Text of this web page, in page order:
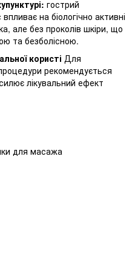
гострий
на біологічно активні
але без проколів шкіри, що
та безболісною.
користі Для
рекомендується
лікувальний ефект
для масажа